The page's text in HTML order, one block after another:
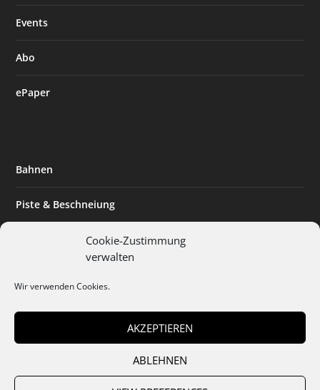
Cookie-Zustimmung
verwalten
Wir verwenden Cookies.
AKZEPTIEREN
ABLEHNEN
Events
Abo
ePaper
Bahnen
Piste & Beschneiung
Expertise & Technik
Mediadaten Cookies Datenschutz